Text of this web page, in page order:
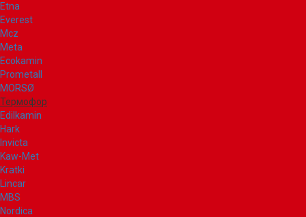
Etna
Everest
Mcz
Meta
Ecokamin
Prometall
MORSØ
Термофор
Edilkamin
Hark
Invicta
Kaw-Met
Kratki
Lincar
MBS
Nordica